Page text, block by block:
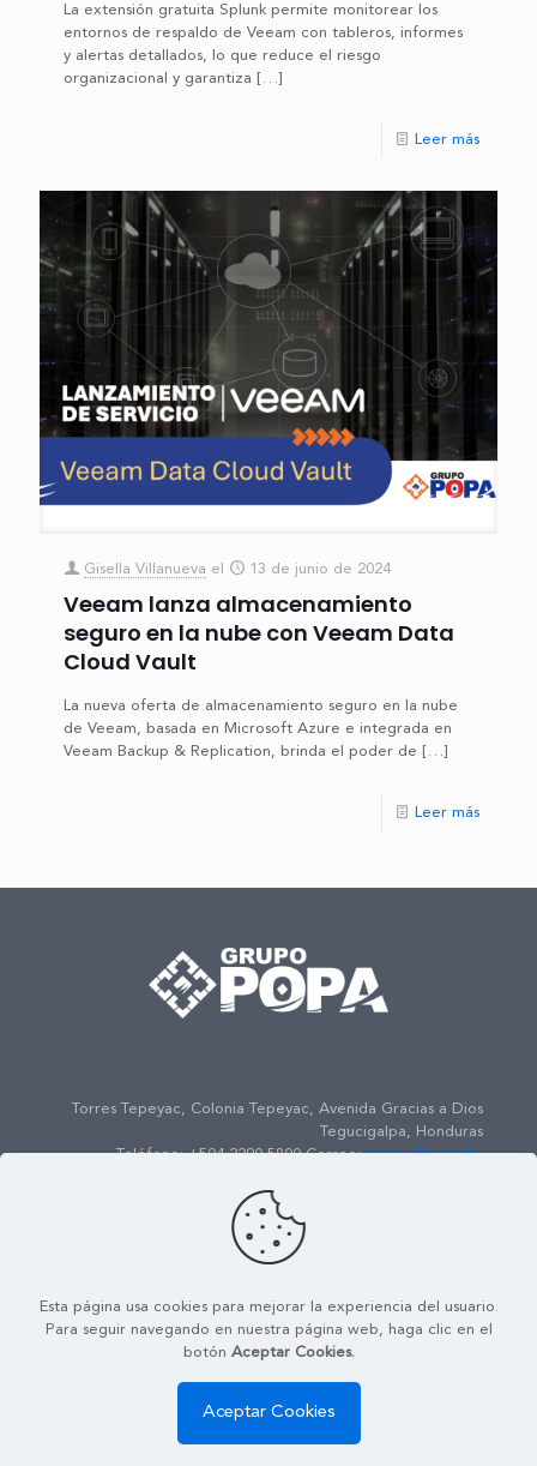
La extensión gratuita Splunk permite monitorear los
entornos de respaldo de Veeam con tableros, informes
y alertas detallados, lo que reduce el riesgo
organizacional y garantiza […]
Leer más
Gisella Villanueva el 13 de junio de 2024
Veeam lanza almacenamiento
seguro en la nube con Veeam Data
Cloud Vault
La nueva oferta de almacenamiento seguro en la nube
de Veeam, basada en Microsoft Azure e integrada en
Veeam Backup & Replication, brinda el poder de […]
Leer más
Torres Tepeyac, Colonia Tepeyac, Avenida Gracias a Dios
Tegucigalpa, Honduras
Teléfono: +504 2290-5800 Correo:gpopa@popa.hn
| Todos los Derechos Reservados |
Mapa de Sitio Contáctenos
Política de Seguridad de la
Información
Esta página usa cookies para mejorar la experiencia del usuario.
Para seguir navegando en nuestra página web, haga clic en el
botón Aceptar Cookies.
Aceptar Cookies